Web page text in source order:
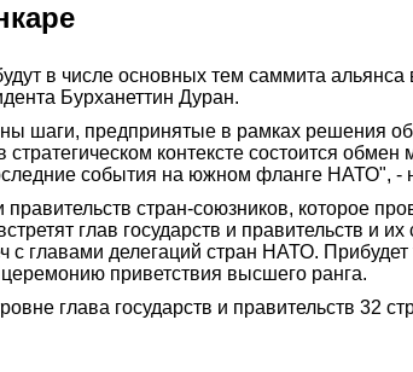
в числе основных тем саммита альянса
Бурханеттин Дуран.
шаги, предпринятые в рамках решения
контексте состоится
события на южном фланге НАТО", -
стран-союзников, которое
глав государств и правительств и
с главами делегаций стран НАТО.
приветствия высшего ранга.
глава государств и правительств 32